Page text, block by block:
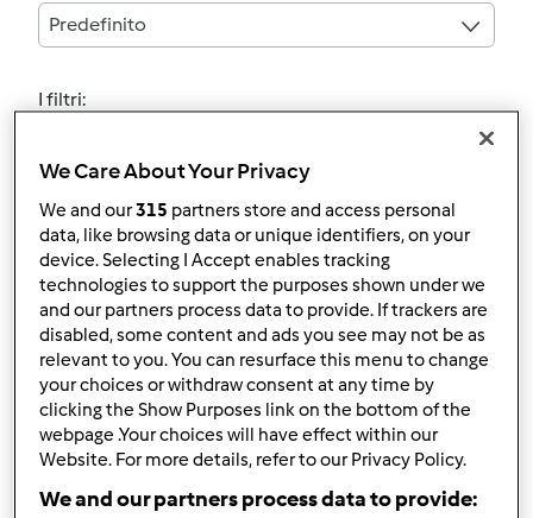
Predefinito
I filtri:
4.6(13)
NASELLO CON PATATE
CAROTE E CIPOLLE
daOspite
16 facile 40min
We Care About Your Privacy
We and our315 partners store and access personal
data, like browsing data or unique identifiers, on your
device. Selecting I Accept enables tracking
technologies to support the purposes shown under we
and our partners process data to provide. If trackers are
disabled, some content and ads you see may not be as
relevant to you. You can resurface this menu to change
your choices or withdraw consent at any time by
clicking the Show Purposes link on the bottom of the
webpage .Your choices will have effect within our
Website. For more details, refer to our Privacy Policy.
We and our partners process data to provide: